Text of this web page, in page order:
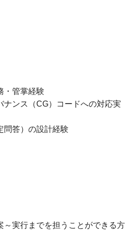
・管掌経験
ナンス（CG）コードへの対応実
問答）の設計経験
～実行までを担うことができる方